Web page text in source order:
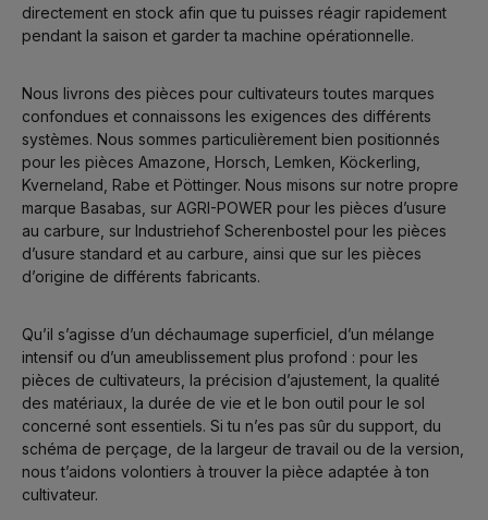
directement en stock afin que tu puisses réagir rapidement
pendant la saison et garder ta machine opérationnelle.
Nous livrons des pièces pour cultivateurs toutes marques
confondues et connaissons les exigences des différents
systèmes. Nous sommes particulièrement bien positionnés
pour les pièces Amazone, Horsch, Lemken, Köckerling,
Kverneland, Rabe et Pöttinger. Nous misons sur notre propre
marque Basabas, sur AGRI-POWER pour les pièces d’usure
au carbure, sur Industriehof Scherenbostel pour les pièces
d’usure standard et au carbure, ainsi que sur les pièces
d’origine de différents fabricants.
Qu’il s’agisse d’un déchaumage superficiel, d’un mélange
intensif ou d’un ameublissement plus profond : pour les
pièces de cultivateurs, la précision d’ajustement, la qualité
des matériaux, la durée de vie et le bon outil pour le sol
concerné sont essentiels. Si tu n’es pas sûr du support, du
schéma de perçage, de la largeur de travail ou de la version,
nous t’aidons volontiers à trouver la pièce adaptée à ton
cultivateur.